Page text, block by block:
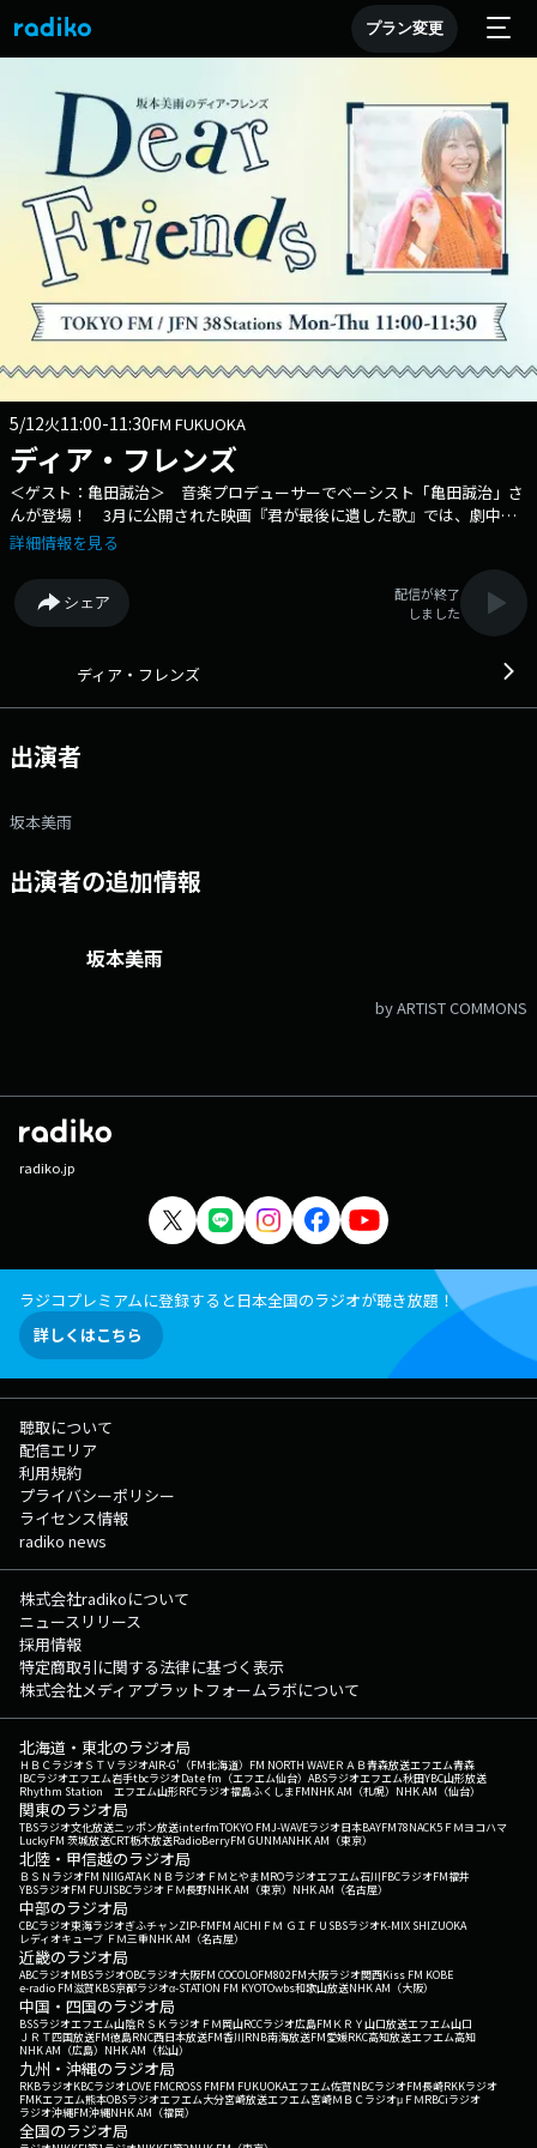
プラン変更
5/12火11:00-11:30FM FUKUOKA
ディア・フレンズ
＜ゲスト：亀田誠治＞ 音楽プロデューサーでベーシスト「 亀田誠治」さ
んが登場！ 3月に公開された映画『君が最後に遺した歌』では、劇中歌4
曲と劇伴を含めた音楽全体を担当。 そして、亀田さんが実行委員長を
し、今年で8年目。 「誰もに開かれた音楽祭」として、無料で開催され
ています。 今年の【日比谷音楽祭】の見どころについてもうかがいま
す。 番組Webサイト：https://www.tfm.co.jp/dear/ Xハッシュタ
詳細情報を見る
シェア
配信が終了
しました
ディア・フレンズ
出演者
坂本美雨
出演者の追加情報
坂本美雨
by ARTIST COMMONS
radiko.jp
ラジコプレミアムに登録すると日本全国のラジオが聴き放題！
詳しくはこちら
聴取について
配信エリア
利用規約
プライバシーポリシー
ライセンス情報
radiko news
株式会社radikoについて
ニュースリリース
採用情報
特定商取引に関する法律に基づく表示
株式会社メディアプラットフォームラボについて
北海道・東北のラジオ局
ＨＢＣラジオＳＴＶラジオAIR-G'（FM北海道） FM NORTH WAVEＲＡＢ青森放送エフエム青森
IBCラジオエフエム岩手tbcラジオDate fm（エフエム仙台） ABSラジオエフエム秋田YBC山形放送
Rhythm Station エフエム山形RFCラジオ福島ふくしまFMNHK AM（札幌） NHK AM（仙台）
関東のラジオ局
TBSラジオ文化放送ニッポン放送interfmTOKYO FMJ-WAVEラジオ日本BAYFM78NACK5 ＦＭヨコハマ
LuckyFM 茨城放送CRT栃木放送RadioBerryFM GUNMANHK AM（東京）
北陸・甲信越のラジオ局
ＢＳＮラジオFM NIIGATAＫＮＢラジオ ＦＭとやまMROラジオエフエム石川FBCラジオFM福井
YBSラジオFM FUJISBCラジオ ＦＭ長野NHK AM（東京） NHK AM（名古屋）
中部のラジオ局
CBCラジオ東海ラジオぎふチャンZIP-FMFM AICHI ＦＭ ＧＩＦＵ SBSラジオK-MIX SHIZUOKA
レディオキューブ ＦＭ三重NHK AM（名古屋）
近畿のラジオ局
ABCラジオMBSラジオOBCラジオ大阪FM COCOLOFM802FM大阪ラジオ関西Kiss FM KOBE
e-radio FM滋賀KBS京都ラジオα-STATION FM KYOTOwbs和歌山放送NHK AM（大阪）
中国・四国のラジオ局
BSSラジオエフエム山陰ＲＳＫラジオ ＦＭ岡山RCCラジオ広島FM ＫＲＹ山口放送エフエム山口
ＪＲＴ四国放送FM徳島RNC西日本放送FM香川RNB南海放送FM愛媛RKC高知放送エフエム高知
NHK AM（広島） NHK AM（松山）
九州・沖縄のラジオ局
RKBラジオKBCラジオLOVE FMCROSS FMFM FUKUOKAエフエム佐賀NBCラジオFM長崎RKKラジオ
FMKエフエム熊本OBSラジオエフエム大分宮崎放送エフエム宮崎ＭＢＣラジオμＦＭRBCiラジオ
ラジオ沖縄FM沖縄NHK AM（福岡）
全国のラジオ局